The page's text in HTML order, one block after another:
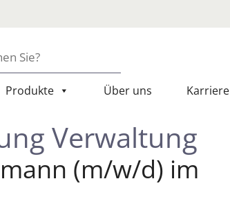
Produkte Über uns Karriere
Verwaltung
(m/w/d) im